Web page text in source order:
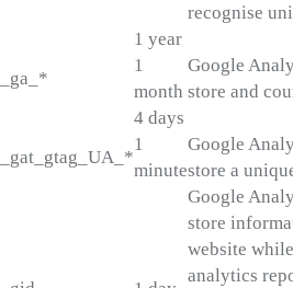
recognise
_ga_*
1 year
1
month
4 days
Google
store and
_gat_gtag_UA_*
1
minute
Google
store a
Google
store
website
analytics